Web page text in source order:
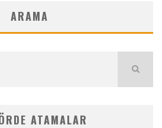
ARAMA
ATAMALAR